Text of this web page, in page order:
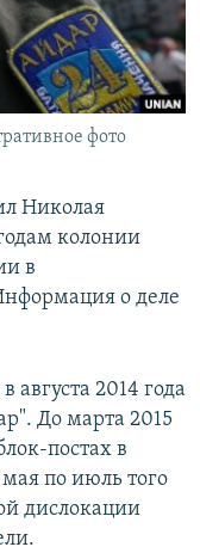
фото
Николая
колонии
в
о деле
2014 года
До марта 2015
постах в
по июль того
дислокации